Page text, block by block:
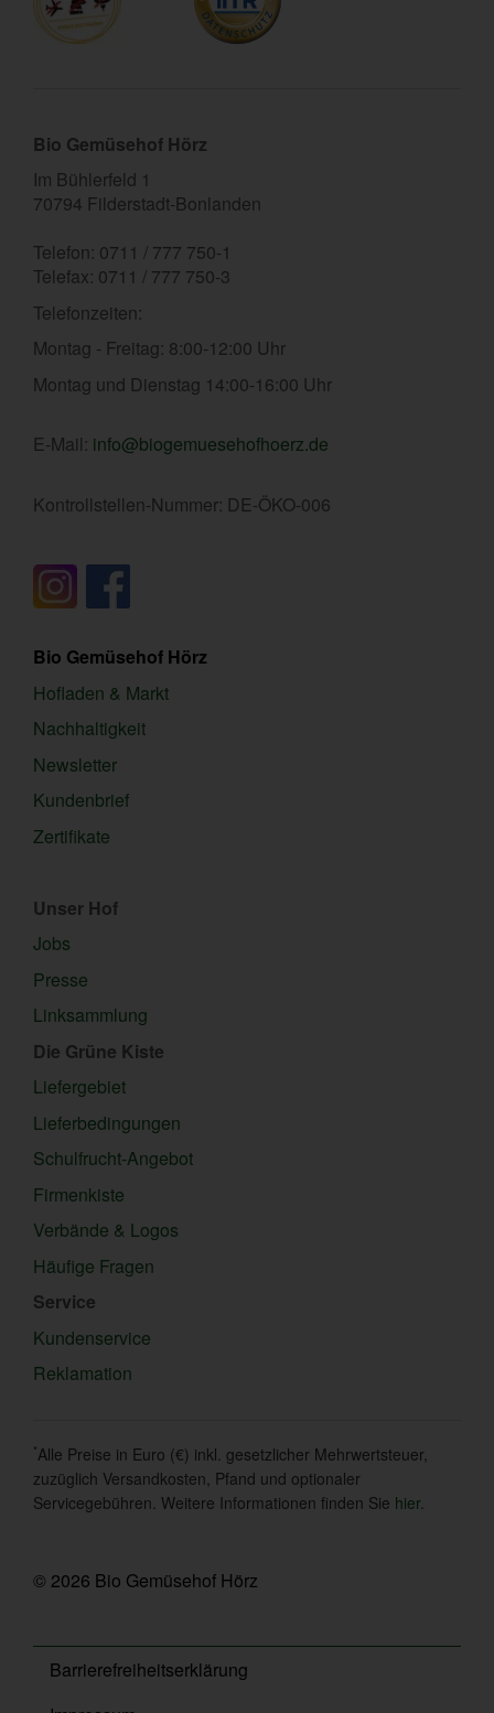
Bio Gemüsehof Hörz
Im Bühlerfeld 1
70794 Filderstadt-Bonlanden
Telefon: 0711 / 777 750-1
Telefax: 0711 / 777 750-3
Telefonzeiten:
Montag - Freitag: 8:00-12:00 Uhr
Montag und Dienstag 14:00-16:00 Uhr
E-Mail: info@biogemuesehofhoerz.de
Kontrollstellen-Nummer: DE-ÖKO-006
Bio Gemüsehof Hörz
Hofladen & Markt
Nachhaltigkeit
Newsletter
Kundenbrief
Zertifikate
Unser Hof
Jobs
Presse
Linksammlung
Die Grüne Kiste
Liefergebiet
Lieferbedingungen
Schulfrucht-Angebot
Firmenkiste
Verbände & Logos
Häufige Fragen
Service
Kundenservice
Reklamation
*Alle Preise in Euro (€) inkl. gesetzlicher Mehrwertsteuer,
zuzüglich Versandkosten, Pfand und optionaler
Servicegebühren. Weitere Informationen finden Sie hier
© 2026 Bio Gemüsehof Hörz
Barrierefreiheitserklärung